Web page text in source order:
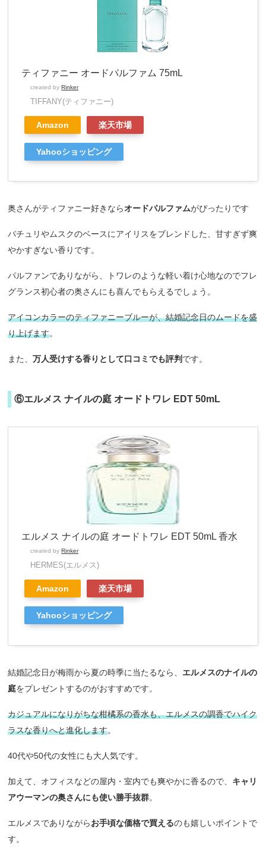
ティファニー オードパルファム 75mL
created byRinker
TIFFANY(ティファニー)
Amazon 楽天市場
Yahooショッピング
奥さんがティファニー好きならオードパルファムがぴったりです
パチュリやムスクのベースにアイリスをブレンドした、甘すぎず爽
やかすぎない香りです。
パルファンでありながら、トワレのような軽い着け心地なのでフレ
グランス初心者の奥さんにも喜んでもらえるでしょう。
アイコンカラーのティファニーブルーが、結婚記念日のムードを盛
り上げます。
また、万人受けする香りとして口コミでも評判 です。
⑥エルメス ナイルの庭 オードトワレ EDT 50mL
エルメス ナイルの庭 オードトワレ EDT 50mL 香水
created by Rinker
HERMES(エルメス)
Amazon 楽天市場
Yahooショッピング
結婚記念日が梅雨から夏の時季に当たるなら、 エルメスのナイルの
庭をプレゼントするのがおすすめです。
カジュアルになりがちな柑橘系の香水も、エルメスの調香でハイク
ラスな香りへと進化します。
40代や50代の女性にも大人気です。
加えて、オフィスなどの屋内・室内でも爽やかに香るので、 キャリ
アウーマンの奥さんにも使い勝手抜群。
エルメスでありながらお手頃な価格で買えるのも嬉しいポイントで
す。